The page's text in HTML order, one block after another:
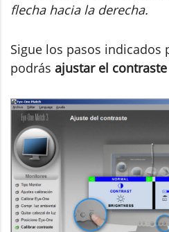
flecha hacia la derecha.
Sigue los pasos indicados
podrás ajustar el contraste